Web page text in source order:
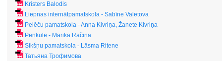
Kristers Balodis
Liepnas internātpamatskola - Sabīne Vaļetova
Pelēču pamatskola - Anna Kivriņa, Žanete Kivriņa
Penkule - Marika Račiņa
Sikšņu pamatskola - Lāsma Ritene
Татьяна Трофимова